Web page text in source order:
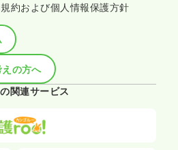
約および個人情報保護方針
の方へ
関連サービス